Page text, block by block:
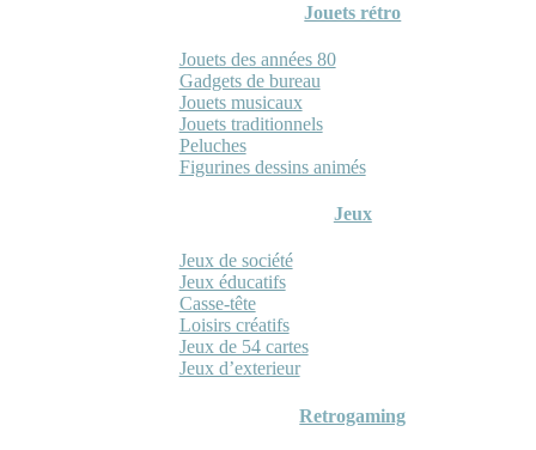
Jouets rétro
Jouets des années 80
Gadgets de bureau
Jouets musicaux
Jouets traditionnels
Peluches
Figurines dessins animés
Jeux
Jeux de société
Jeux éducatifs
Casse-tête
Loisirs créatifs
Jeux de 54 cartes
Jeux d’exterieur
Retrogaming